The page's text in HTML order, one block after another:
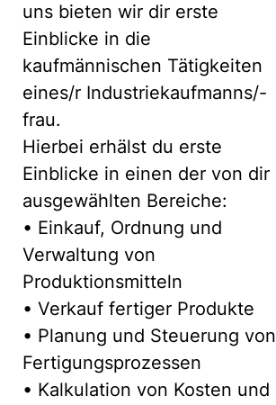
uns bieten wir dir erste
Einblicke in die
kaufmännischen Tätigkeiten
eines/r Industriekaufmanns/-
frau.
Hierbei erhälst du erste
Einblicke in einen der von dir
ausgewählten Bereiche:
• Einkauf, Ordnung und
Verwaltung von
Produktionsmitteln
• Verkauf fertiger Produkte
• Planung und Steuerung von
Fertigungsprozessen
• Kalkulation von Kosten und